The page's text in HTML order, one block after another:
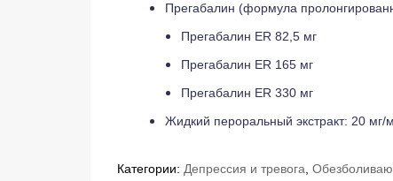
Прегабалин (формула
Прегабалин ER 82,5 мг
Прегабалин ER 165 мг
Прегабалин ER 330 мг
Жидкий пероральный экстракт: 20 мг/
Категории: Депрессия и тревога,